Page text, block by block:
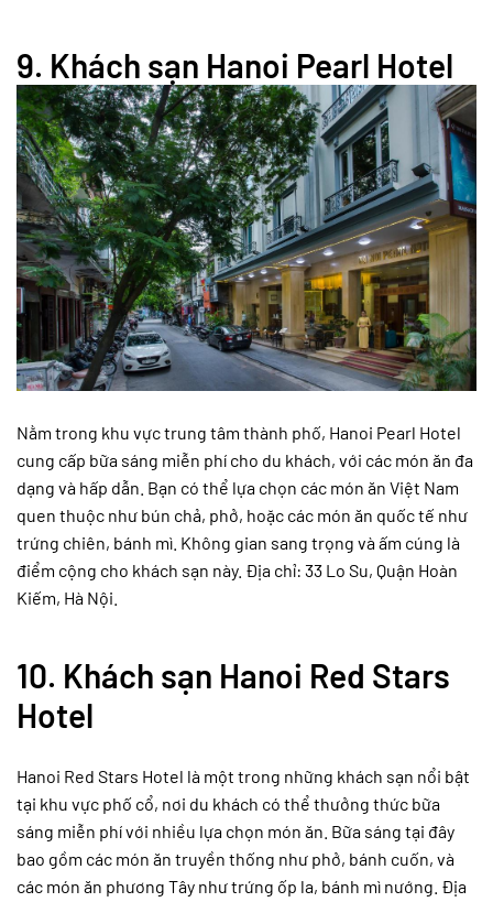
9. Khách sạn Hanoi Pearl Hotel
Nằm trong khu vực trung tâm thành phố, Hanoi Pearl Hotel
cung cấp bữa sáng miễn phí cho du khách, với các món ăn đa
dạng và hấp dẫn. Bạn có thể lựa chọn các món ăn Việt Nam
quen thuộc như bún chả, phở, hoặc các món ăn quốc tế như
trứng chiên, bánh mì. Không gian sang trọng và ấm cúng là
điểm cộng cho khách sạn này. Địa chỉ: 33 Lo Su, Quận Hoàn
Kiếm, Hà Nội.
10. Khách sạn Hanoi Red Stars
Hotel
Hanoi Red Stars Hotel là một trong những khách sạn nổi bật
tại khu vực phố cổ, nơi du khách có thể thưởng thức bữa
sáng miễn phí với nhiều lựa chọn món ăn. Bữa sáng tại đây
bao gồm các món ăn truyền thống như phở, bánh cuốn, và
các món ăn phương Tây như trứng ốp la, bánh mì nướng. Địa